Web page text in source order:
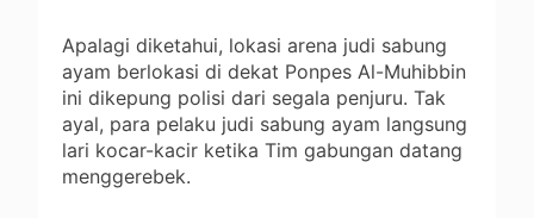
Apalagi diketahui, lokasi arena judi sabung
ayam berlokasi di dekat Ponpes Al-Muhibbin
ini dikepung polisi dari segala penjuru. Tak
ayal, para pelaku judi sabung ayam langsung
lari kocar-kacir ketika Tim gabungan datang
menggerebek.